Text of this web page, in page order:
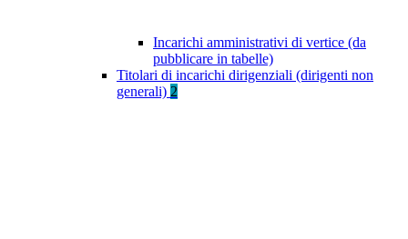
Incarichi amministrativi di vertice (da
pubblicare in tabelle)
Titolari di incarichi dirigenziali (dirigenti non
generali) 2